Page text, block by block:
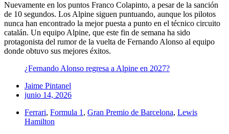
Nuevamente en los puntos Franco Colapinto, a pesar de la sanción
de 10 segundos. Los Alpine siguen puntuando, aunque los pilotos
nunca han encontrado la mejor puesta a punto en el técnico circuito
catalán. Un equipo Alpine, que este fin de semana ha sido
protagonista del rumor de la vuelta de Fernando Alonso al equipo
donde obtuvo sus mejores éxitos.
¿Fernando Alonso regresa a Alpine en 2027?
Jaime Pintanel
junio 14, 2026
Ferrari, Formula 1 , Gran Premio de Barcelona, Lewis
Hamilton